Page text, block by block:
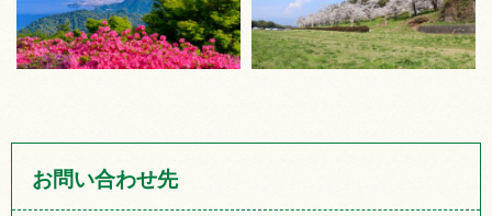
お問い合わせ先